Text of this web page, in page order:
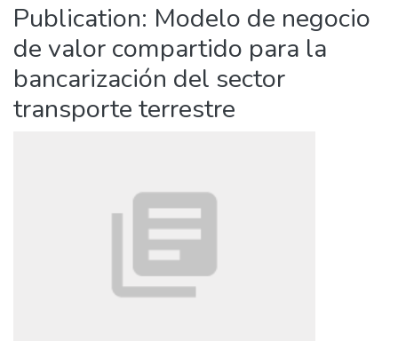
Publication: Modelo de negocio
de valor compartido para la
bancarización del sector
transporte terrestre